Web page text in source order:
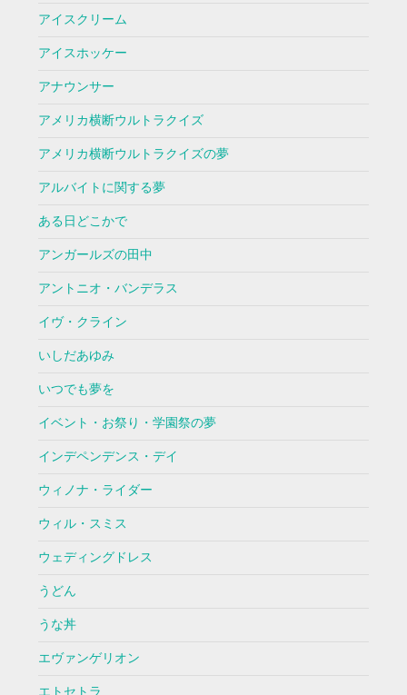
アイスクリーム
アイスホッケー
アナウンサー
アメリカ横断ウルトラクイズ
アメリカ横断ウルトラクイズの夢
アルバイトに関する夢
ある日どこかで
アンガールズの田中
アントニオ・バンデラス
イヴ・クライン
いしだあゆみ
いつでも夢を
イベント・お祭り・学園祭の夢
インデペンデンス・デイ
ウィノナ・ライダー
ウィル・スミス
ウェディングドレス
うどん
うな丼
エヴァンゲリオン